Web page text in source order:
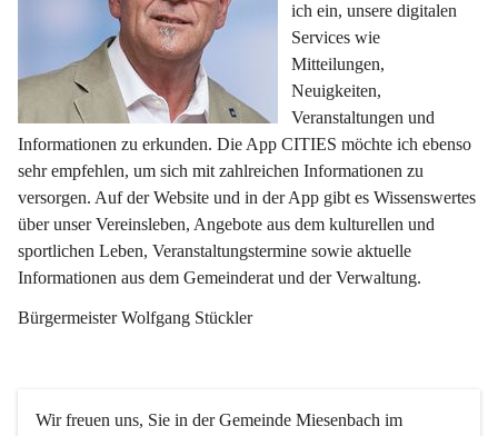
ich ein, unsere digitalen
Services wie
Mitteilungen,
Neuigkeiten,
Veranstaltungen und
Informationen zu erkunden. Die App CITIES möchte ich ebenso
sehr empfehlen, um sich mit zahlreichen Informationen zu
versorgen. Auf der Website und in der App gibt es Wissenswertes
über unser Vereinsleben, Angebote aus dem kulturellen und
sportlichen Leben, Veranstaltungstermine sowie aktuelle
Informationen aus dem Gemeinderat und der Verwaltung.
Bürgermeister Wolfgang Stückler
Wir freuen uns, Sie in der Gemeinde Miesenbach im